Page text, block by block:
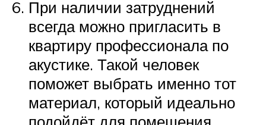
При наличии затруднений
всегда можно пригласить в
квартиру профессионала по
акустике. Такой человек
поможет выбрать именно тот
материал, который идеально